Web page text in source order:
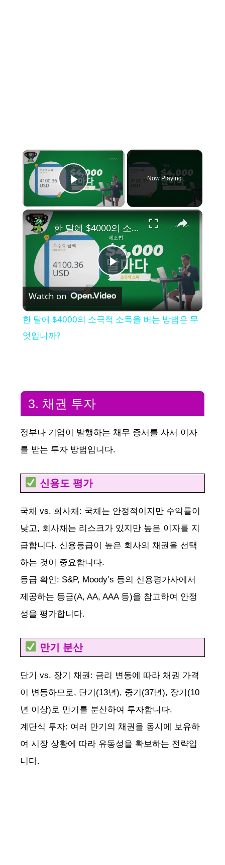
×
Play Video
Now Playing
×
P
l
V
i
d
o
한 달에 $4000의 소극적 소득을 버는 방법은 무엇입니까?
Watch on
한 달에 $4000의 소극적 소득을 버는 방법은 무
엇입니까?
3. 채권 투자
정부나 기업이 발행하는 채무 증서를 사서 이자
를 받는 투자 방법입니다.
신용도 평가
국채 vs. 회사채: 국채는 안정적이지만 수익률이
낮고, 회사채는 리스크가 있지만 높은 이자를 지
급합니다. 신용등급이 높은 회사의 채권을 선택
하는 것이 중요합니다.
등급 확인: S&P, Moody’s 등의 신용평가사에서
제공하는 등급(A, AA, AAA 등)을 참고하여 안정
성을 평가합니다.
만기 분산
단기 vs. 장기 채권: 금리 변동에 따라 채권 가격
이 변동하므로, 단기(13년), 중기(37년), 장기(10
년 이상)로 만기를 분산하여 투자합니다.
계단식 투자: 여러 만기의 채권을 동시에 보유하
여 시장 상황에 따라 유동성을 확보하는 전략입
니다.